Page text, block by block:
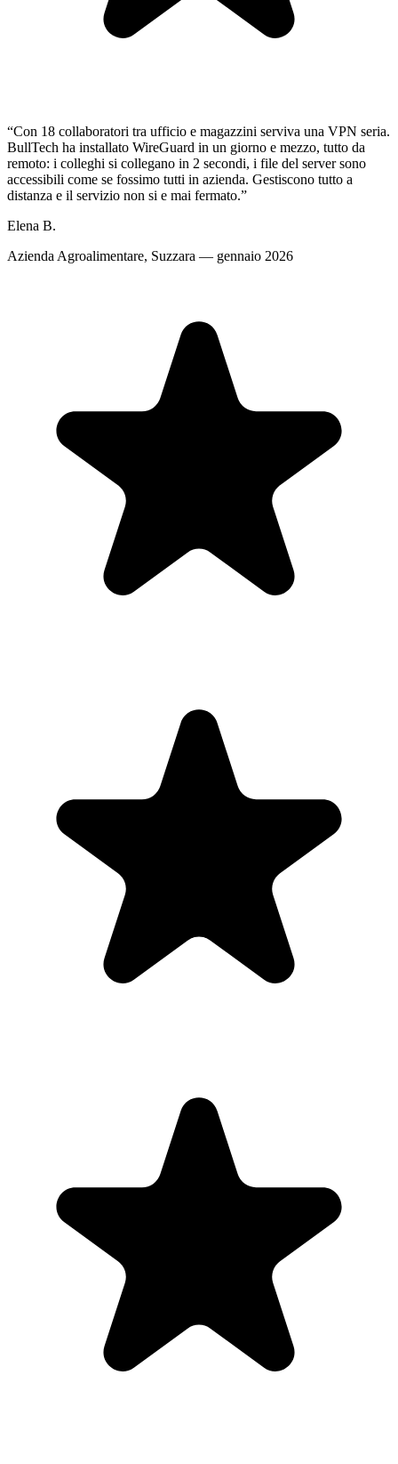
“Con 18 collaboratori tra ufficio e magazzini serviva una VPN seria.
BullTech ha installato WireGuard in un giorno e mezzo, tutto da
remoto: i colleghi si collegano in 2 secondi, i file del server sono
accessibili come se fossimo tutti in azienda. Gestiscono tutto a
distanza e il servizio non si e mai fermato.”
Elena B.
Azienda Agroalimentare, Suzzara — gennaio 2026